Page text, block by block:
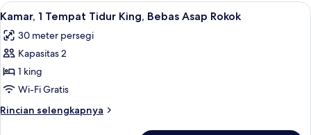
Lihat
semua
foto
untuk
Kamar,
1
Tempat
Tidur
Seprai premium, brankas, meja kerja,
7
Kamar, 1 Tempat Tidur King, Bebas Asap Rokok
30 meter persegi
Kapasitas 2
1 king
Wi-Fi Gratis
Rincian selengkapnya
Rincian